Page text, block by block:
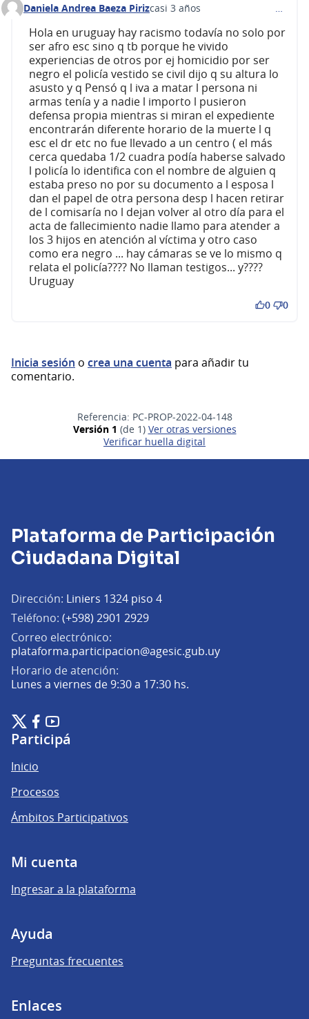
Comentario 368
Daniela Andrea Baeza Pirizcasi 3 años
Hola en uruguay hay racismo todavía no solo por
ser afro esc sino q tb porque he vivido
experiencias de otros por ej homicidio por ser
negro el policía vestido se civil dijo q su altura lo
asusto y q Pensó q l iva a matar l persona ni
armas tenía y a nadie l importo l pusieron
defensa propia mientras si miran el expediente
encontrarán diferente horario de la muerte l q
esc el dr etc no fue llevado a un centro ( el más
cerca quedaba 1/2 cuadra podía haberse salvado
l policía lo identifica con el nombre de alguien q
estaba preso no por su documento a l esposa l
dan el papel de otra persona desp l hacen retirar
de l comisaría no l dejan volver al otro día para el
acta de fallecimiento nadie llamo para atender a
los 3 hijos en atención al víctima y otro caso
como era negro ... hay cámaras se ve lo mismo q
relata el policía???? No llaman testigos... y????
Uruguay
0 0
Inicia sesión o crea una cuenta para añadir tu
comentario.
Referencia: PC-PROP-2022-04-148
Versión 1 (de 1)
ver otras versiones
Verificar huella digital
Plataforma de Participación
Ciudadana Digital
Dirección: Liniers 1324 piso 4
Teléfono: (+598) 2901 2929
Correo electrónico:
plataforma.participacion@agesic.gub.uy(Abrir en una
Horario de atención:
Lunes a viernes de 9:30 a 17:30 hs.
Plataforma de Participación Ciudadana Digital en X
(Enlace externo)
Plataforma de Participación Ciudadana Digital en Facebook
(Enlace externo)
Plataforma de Participación Ciudadana Digital en
(Enlace externo)
Participá
Inicio
Procesos
Ámbitos Participativos
Mi cuenta
Ingresar a la plataforma
Ayuda
Preguntas frecuentes
Enlaces